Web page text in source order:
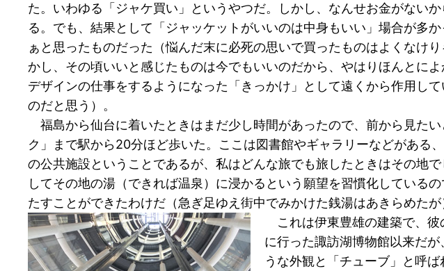
た。いわゆる「ジャケ買い」というやつだ。しかし、なんせお金がない
る。でも、結果として「ジャッケットがいいのは中身もいい」場合が多
ぁと思ったものだった（悩んだ末に必死の思いで買ったものはよくなけ
かし、その頃いいと感じたものは今でもいいのだから、やはりほんとに
デザインの仕事をするようになった「きっかけ」として遠くから作用し
のだと思う）。
福島から仙台に着いたときはまだ少し時間があったので、前から見た
ク」まで駅から20分ほど歩いた。ここは図書館やギャラリーなどがある
の公共施設ということであるが、私はどんな旅でも旅したときはその地
してその地の湯（できれば温泉）に浸かるという願望を習慣化している
たすことができたわけだ（急ぎ足ゆえ街中でみかけた銭湯はあきらめたが
これは伊東豊雄の建築で、彼
に行った諏訪湖博物館以来だ
うな外観と「チューブ」と呼